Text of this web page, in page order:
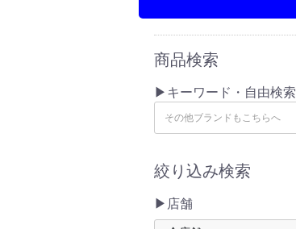
商品検索
▶キーワード・自由検索
絞り込み検索
▶店舗